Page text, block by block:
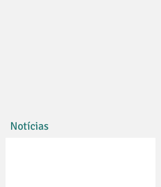
Notícias